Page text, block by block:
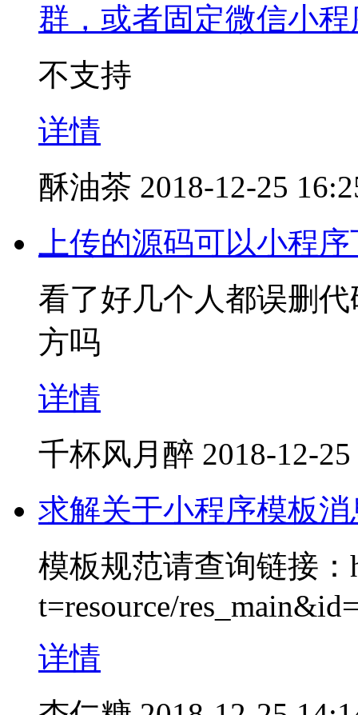
群，或者固定微信小
不支持
详情
酥油茶 2018-12-25
上传的源码可以小程
看了好几个人都误删
方吗
详情
千杯风月醉 2018-12-
求解关于小程序模板
模板规范请查询链接：
t=resource/
详情